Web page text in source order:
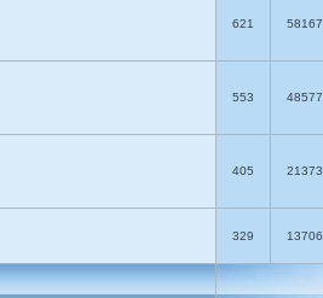
621 58167
553 48577
405 21373
329 13706